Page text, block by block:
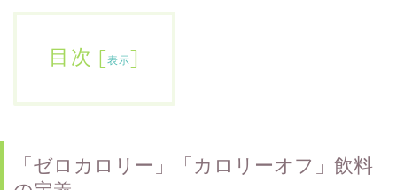
目次 [表示]
「ゼロカロリー」「カロリーオフ」飲料